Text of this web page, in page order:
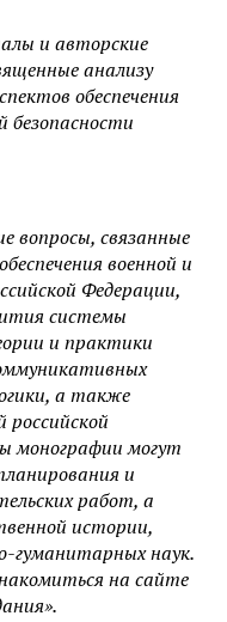
и авторские
анализу
обеспечения
безопасности
вопросы, связанные
военной и
Федерации,
системы
и практики
а также
монографии могут
и
работ, а
истории,
гуманитарных наук.
на сайте